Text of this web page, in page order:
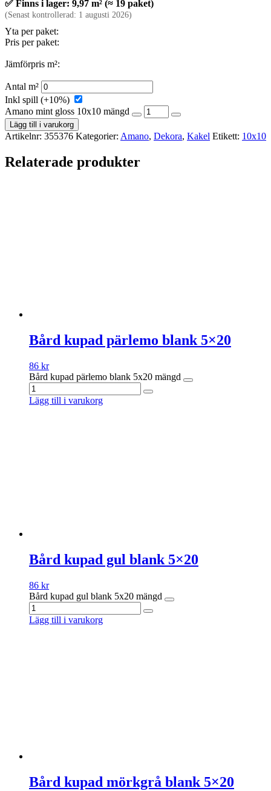
✅ Finns i lager: 9,97 m² (≈ 19 paket)
(Senast kontrollerad: 1 augusti 2026)
Yta per paket:
Pris per paket:
Jämförpris m²:
Antal m²
Inkl spill (+10%)
Amano mint gloss 10x10 mängd
Lägg till i varukorg
Artikelnr: 355376 Kategorier: Amano, Dekora, Kakel Etikett: 10x10
Relaterade produkter
Bård kupad pärlemo blank 5×20
86 kr
Bård kupad pärlemo blank 5x20 mängd
Lägg till i varukorg
Bård kupad gul blank 5×20
86 kr
Bård kupad gul blank 5x20 mängd
Lägg till i varukorg
Bård kupad mörkgrå blank 5×20